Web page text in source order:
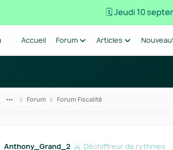
🗓️ Jeudi 10
contenu
Accueil Forum Articles
Forum Forum Fiscalité
Discussion
Anthony_Grand_2 Déchiffreur de rythmes